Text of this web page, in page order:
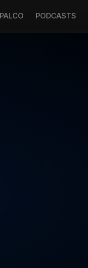
PALCO PODCASTS